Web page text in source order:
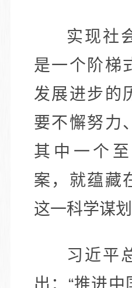
实现社
是一个阶梯
发展进步的
要不懈努力
其中一个
案，就蕴藏
这一科学谋划
习近平
出：“推进